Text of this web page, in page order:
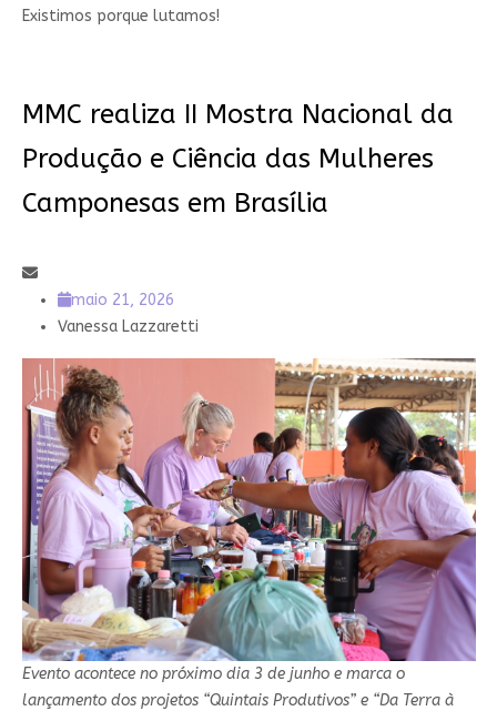
Existimos porque lutamos!
MMC realiza II Mostra Nacional da
Produção e Ciência das Mulheres
Camponesas em Brasília
maio 21, 2026
Vanessa Lazzaretti
Evento acontece no próximo dia 3 de junho e marca o
lançamento dos projetos “Quintais Produtivos” e “Da Terra à